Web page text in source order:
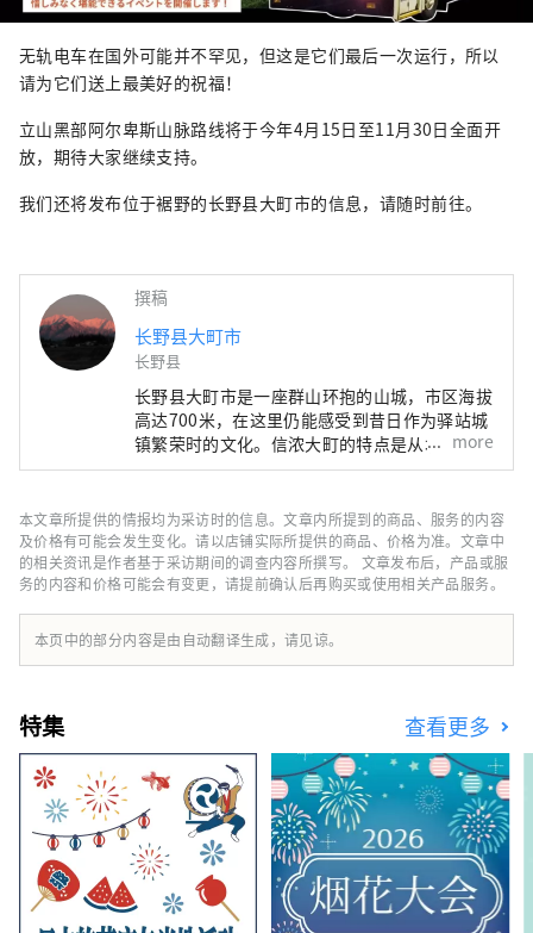
无轨电车在国外可能并不罕见，但这是它们最后一次运行，所以
请为它们送上最美好的祝福！
立山黑部阿尔卑斯山脉路线将于今年4月15日至11月30日全面开
放，期待大家继续支持。
我们还将发布位于裾野的长野县大町市的信息，请随时前往。
撰稿
长野县大町市
长野县
长野县大町市是一座群山环抱的山城，市区海拔
高达700米，在这里仍能感受到昔日作为驿站城
镇繁荣时的文化。信浓大町的特点是从城市可以
欣赏到令人印象深刻的北阿尔卑斯山景色，靠近
漫步，同时感受大自然。这是一个人口不到
30,000 的小城市，经常被游客称为“信浓大
町”，即大町市的主要车站的名称。 信浓大町
也是“立山黑部阿尔卑斯山路线”的山脚，这条
山地观光路线可以穿越世界著名的“春天的雪大
谷”和“黑部水坝观光放水”。夏季，每年接待
长野县西北部，东接长野市，西接富山县，南接
松本市，北接白马村，作为您的据点更加便利。
旅行。 我们想让世界各地的人们了解这座城市
的魅力，比如荞麦面、野味、山野菜等当地美
食、清酒、当地啤酒、好喝的水煮的咖啡，一日
游的温泉，还有温泉旅馆。我想。 如果您能使
用#shinanoomachi 与我们分享您的景点，我
们将不胜感激。谢谢。
more
本文章所提供的情报均为采访时的信息。文章内所提到的商品、服务的内容
及价格有可能会发生变化。请以店铺实际所提供的商品、价格为准。文章中
的相关资讯是作者基于采访期间的调查内容所撰写。 文章发布后，产品或服
务的内容和价格可能会有变更，请提前确认后再购买或使用相关产品服务。
本页中的部分内容是由自动翻译生成，请见谅。
特集 查看更多